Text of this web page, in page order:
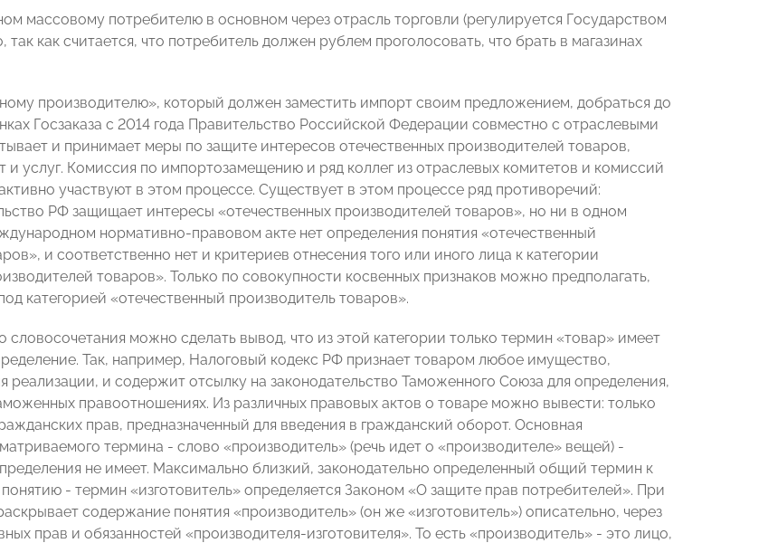
массовому потребителю в основном через отрасль торговли (регулируется Государством
так как считается, что потребитель должен рублем проголосовать, что брать в магазинах
производителю», который должен заместить импорт своим предложением, добраться до
Госзаказа с 2014 года Правительство Российской Федерации совместно с отраслевыми
и принимает меры по защите интересов отечественных производителей товаров,
и услуг. Комиссия по импортозамещению и ряд коллег из отраслевых комитетов и комиссий
участвуют в этом процессе. Существует в этом процессе ряд противоречий:
РФ защищает интересы «отечественных производителей товаров», но ни в одном
нормативно-правовом акте нет определения понятия «отечественный
и соответственно нет и критериев отнесения того или иного лица к категории
товаров». Только по совокупности косвенных признаков можно предполагать,
категорией «отечественный производитель товаров».
словосочетания можно сделать вывод, что из этой категории только термин «товар» имеет
Так, например, Налоговый кодекс РФ признает товаром любое имущество,
реализации, и содержит отсылку на законодательство Таможенного Союза для определения,
правоотношениях. Из различных правовых актов о товаре можно вывести: только
прав, предназначенный для введения в гражданский оборот. Основная
термина - слово «производитель» (речь идет о «производителе» вещей) -
не имеет. Максимально близкий, законодательно определенный общий термин к
- термин «изготовитель» определяется Законом «О защите прав потребителей». При
содержание понятия «производитель» (он же «изготовитель») описательно, через
прав и обязанностей «производителя-изготовителя». То есть «производитель» - это лицо,